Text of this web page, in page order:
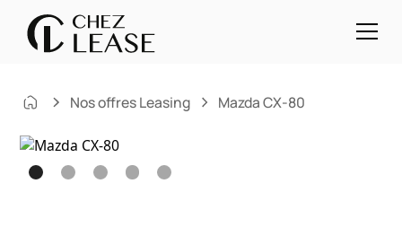
Nos offres Leasing Mazda CX-80